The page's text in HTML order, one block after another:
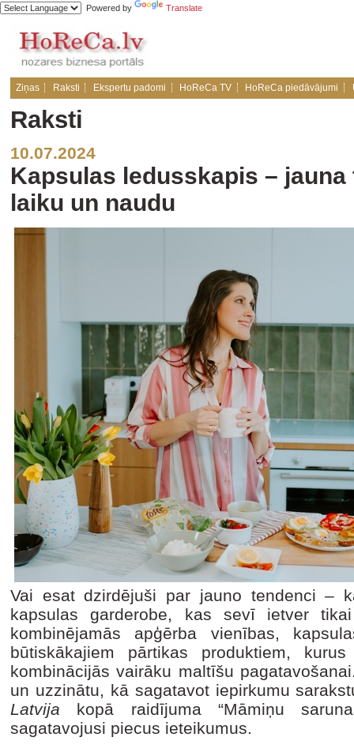
Powered by Translate
Ziņas Raksti Ekspertu padomi HoReCa TV HoReCa piedāvājumi
Raksti
10.07.2024
Kapsulas ledusskapis –
laiku un naudu
Vai esat dzirdējuši par jauno tendenci –
kapsulas garderobe, kas sevī ietver
kombinējamās apģērba vienības,
būtiskākajiem pārtikas produktiem,
kombinācijās vairāku maltīšu
un uzzinātu, kā sagatavot iepirkumu
Latvija kopā raidījuma “Māmiņu
sagatavojusi piecus ieteikumus.